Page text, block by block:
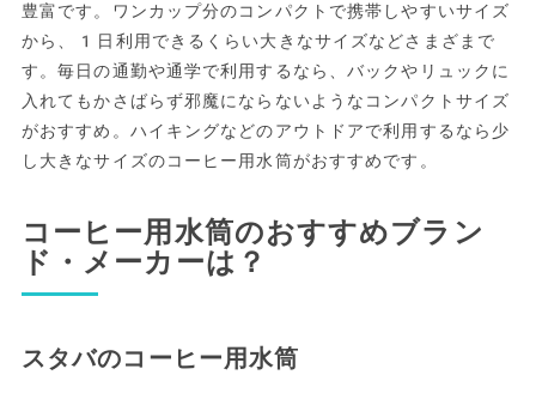
豊富です。ワンカップ分のコンパクトで携帯しやすいサイズ
から、1日利用できるくらい大きなサイズなどさまざまで
す。毎日の通勤や通学で利用するなら、バックやリュックに
入れてもかさばらず邪魔にならないようなコンパクトサイズ
がおすすめ。ハイキングなどのアウトドアで利用するなら少
し大きなサイズのコーヒー用水筒がおすすめです。
コーヒー用水筒のおすすめブラン
ド・メーカーは？
スタバのコーヒー用水筒